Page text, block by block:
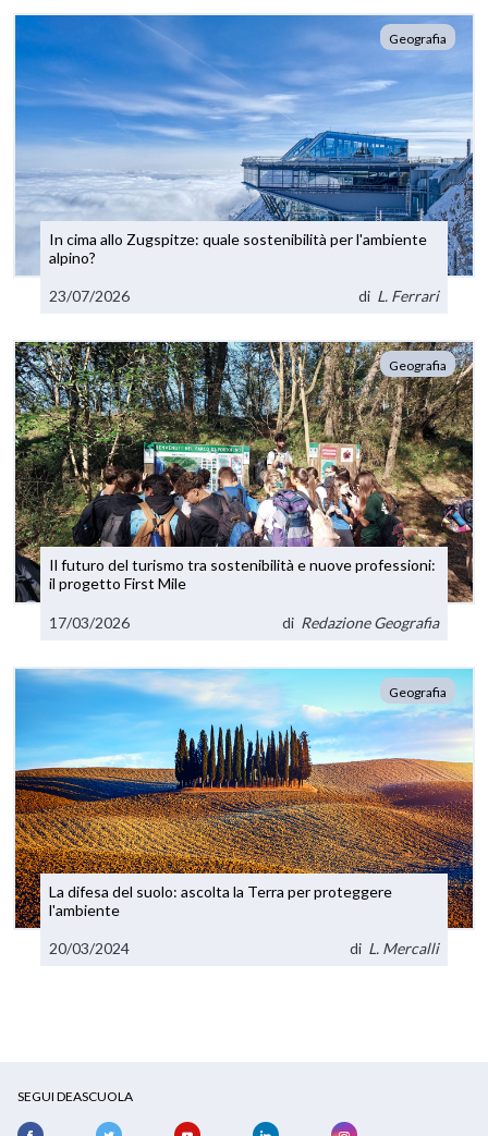
Geografia
In cima allo Zugspitze: quale sostenibilità per l'ambiente
alpino?
23/07/2026 di L. Ferrari
Geografia
Il futuro del turismo tra sostenibilità e nuove professioni:
il progetto First Mile
17/03/2026 di Redazione Geografia
Geografia
La difesa del suolo: ascolta la Terra per proteggere
l'ambiente
20/03/2024 di L. Mercalli
SEGUI DEASCUOLA